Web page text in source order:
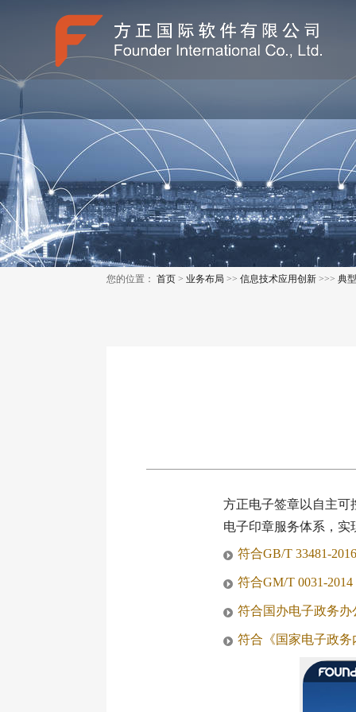
您的位置：首页 >业务布局 >>信息技术应用创新 >>>典
方正电子签章以自主可
电子印章服务体系，
符合GB/T 33481-
符合GM/T 0031-
符合国办电子政务
符合《国家电子政